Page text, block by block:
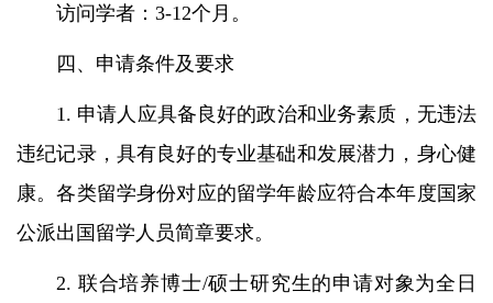
访问学者：3-12个月。
四、申请条件及要求
1. 申请人应具备良好的政治和业务素质，无违法
违纪记录，具有良好的专业基础和发展潜力，身心健
康。各类留学身份对应的留学年龄应符合本年度国家
公派出国留学人员简章要求。
2. 联合培养博士/硕士研究生的申请对象为全日